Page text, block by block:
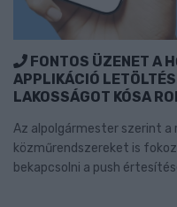
FONTOS ÜZENET A
APPLIKÁCIÓ
LAKOSSÁGOT KÓSA
Az alpolgármester szerint a
közműrendszereket is
bekapcsolni a push